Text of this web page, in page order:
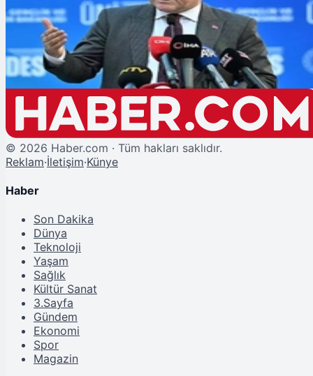
KYK Yurtlarına Başvuru Sürecine Dair Açıklama
© 2026 Haber.com · Tüm hakları saklıdır.
Reklam·İletişim·Künye
Haber
Son Dakika
Dünya
Teknoloji
Yaşam
Sağlık
Kültür Sanat
3.Sayfa
Gündem
Ekonomi
Spor
Magazin